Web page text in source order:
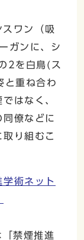
ワン（吸
ガンに、シ
2を白鳥(ス
と重ね合わ
はなく、
僚などに
り組むこ
術ネット
禁煙推進